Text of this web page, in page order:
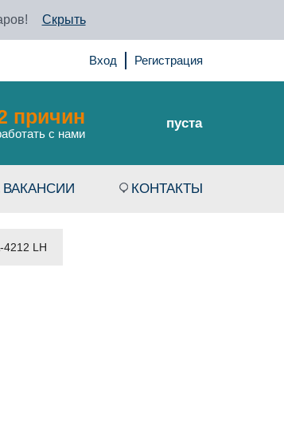
Скрыть
Вход Регистрация
причин
с нами
пуста
ВАКАНСИИ КОНТАКТЫ
4212 LH